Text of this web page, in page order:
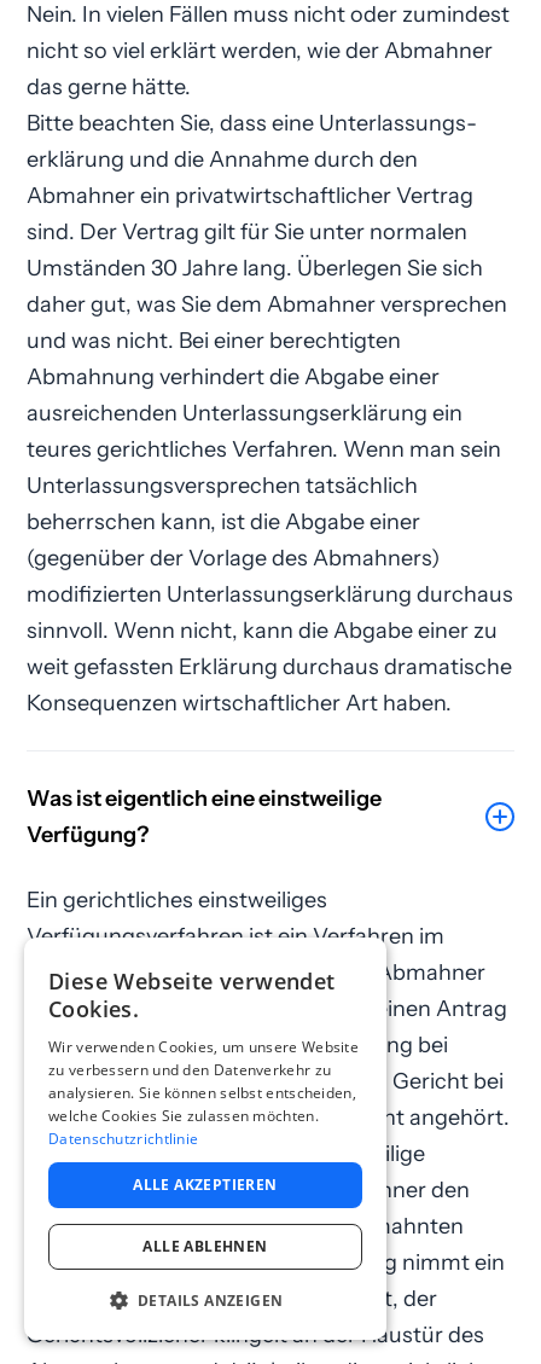
Nein. In vielen Fällen muss nicht oder zumindest
nicht so viel erklärt werden, wie der Abmahner
das gerne hätte.
Bitte beachten Sie, dass eine Unterlassungs­
erklärung und die Annahme durch den
Abmahner ein privatwirtschaftlicher Vertrag
sind. Der Vertrag gilt für Sie unter normalen
Umständen 30 Jahre lang. Überlegen Sie sich
daher gut, was Sie dem Abmahner versprechen
und was nicht. Bei einer berechtigten
Abmahnung verhindert die Abgabe einer
ausreichenden Unterlassungs­erklärung ein
teures gerichtliches Verfahren. Wenn man sein
Unterlassungsversprechen tatsächlich
beherrschen kann, ist die Abgabe einer
(gegenüber der Vorlage des Abmahners)
modifizierten Unterlassungserklärung durchaus
sinnvoll. Wenn nicht, kann die Abgabe einer zu
weit gefassten Erklärung durchaus dramatische
Konsequenzen wirtschaftlicher Art haben.
Was ist eigentlich eine einstweilige
Verfügung?
Ein gerichtliches einstweiliges
Verfügungsverfahren ist ein Verfahren im
sogenannten Eilrechtsschutz. Der Abmahner
stellt nach erfolglosem Fristablauf einen Antrag
auf Erlass der einstweiligen Verfügung bei
Gericht. Der Abgemahnte wird vom Gericht bei
einem solchen Antrag meistens nicht angehört.
Wenn das Gericht dann die einstweilige
Verfügung erlässt, muss der Abmahner den
Beschluss des Gerichts dem Abgemahnten
noch zustellen lassen. Die Zustellung nimmt ein
Gerichtsvollzieher vor. Das bedeutet, der
Gerichtsvollzieher klingelt an der Haustür des
Diese Webseite verwendet
Cookies.
Wir verwenden Cookies, um unsere Website
zu verbessern und den Datenverkehr zu
analysieren. Sie können selbst entscheiden,
welche Cookies Sie zulassen möchten.
Datenschutzrichtlinie
ALLE AKZEPTIEREN
ALLE ABLEHNEN
DETAILS ANZEIGEN